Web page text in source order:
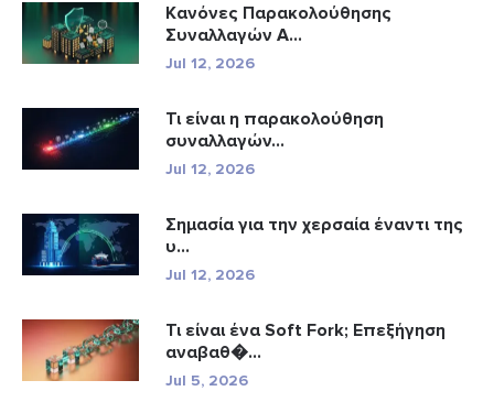
Κανόνες Παρακολούθησης
Συναλλαγών A...
Jul 12, 2026
Τι είναι η παρακολούθηση
συναλλαγών...
Jul 12, 2026
Σημασία για την χερσαία έναντι της
υ...
Jul 12, 2026
Τι είναι ένα Soft Fork; Επεξήγηση
αναβαθ�...
Jul 5, 2026